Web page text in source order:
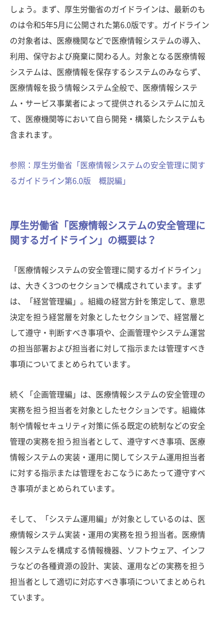
しょう。まず、厚生労働省のガイドラインは、最新のも
のは令和5年5月に公開された第6.0版です。ガイドライン
の対象者は、医療機関などで医療情報システムの導入、
利用、保守および廃棄に関わる人。対象となる医療情報
システムは、医療情報を保存するシステムのみならず、
医療情報を扱う情報システム全般で、医療情報システ
ム・サービス事業者によって提供されるシステムに加え
て、医療機関等において自ら開発・構築したシステムも
含まれます。
参照：厚生労働省「医療情報システムの安全管理に関す
るガイドライン第6.0版 概説編」
厚生労働省「医療情報システムの安全管理に
関するガイドライン」の概要は？
「医療情報システムの安全管理に関するガイドライン」
は、大きく3つのセクションで構成されています。まず
は、「経営管理編」。組織の経営方針を策定して、意思
決定を担う経営層を対象としたセクションで、経営層と
して遵守・判断すべき事項や、企画管理やシステム運営
の担当部署および担当者に対して指示または管理すべき
事項についてまとめられています。
続く「企画管理編」は、医療情報システムの安全管理の
実務を担う担当者を対象としたセクションです。組織体
制や情報セキュリティ対策に係る既定の統制などの安全
管理の実務を担う担当者として、遵守すべき事項、医療
情報システムの実装・運用に関してシステム運用担当者
に対する指示または管理をおこなうにあたって遵守すべ
き事項がまとめられています。
そして、「システム運用編」が対象としているのは、医
療情報システム実装・運用の実務を担う担当者。医療情
報システムを構成する情報機器、ソフトウェア、インフ
ラなどの各種資源の設計、実装、運用などの実務を担う
担当者として適切に対応すべき事項についてまとめられ
ています。